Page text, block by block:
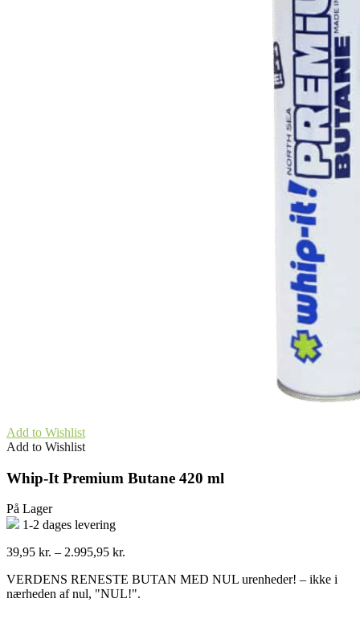
Add to Wishlist
Add to Wishlist
Whip-It Premium Butane 420 ml
På Lager
1-2 dages levering
39,95 kr. – 2.995,95 kr.
til
2.995,95 kr.
VERDENS RENESTE BUTAN MED NUL urenheder! – ikke i
nærheden af nul, "NUL!".